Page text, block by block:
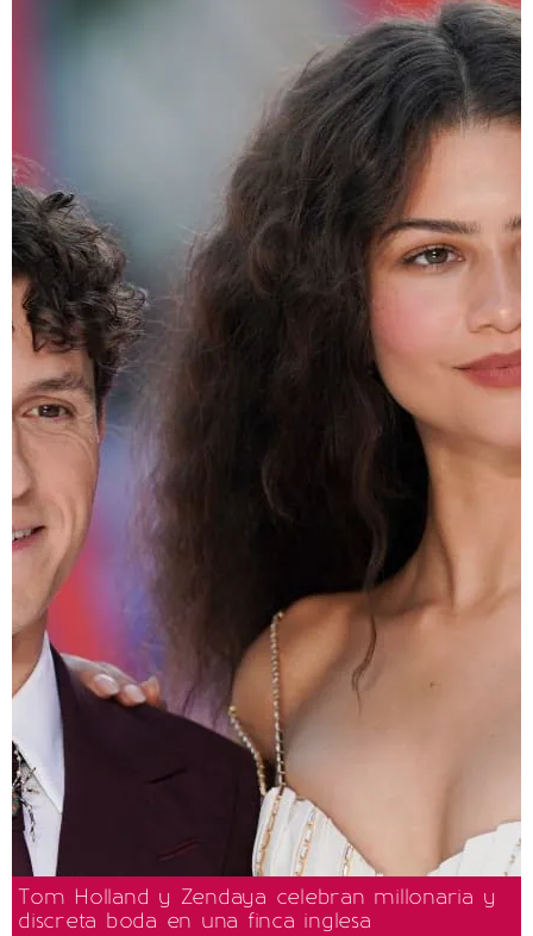
Tom Holland y Zendaya celebran millonaria y
discreta boda en una finca inglesa